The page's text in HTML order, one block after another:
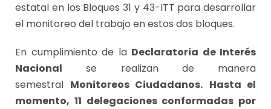
estatal en los Bloques 31 y 43-ITT para desarrollar
el monitoreo del trabajo en estos dos bloques.
En cumplimiento de la Declaratoria de Interés
Nacional se realizan de manera
semestral Monitoreos Ciudadanos. Hasta el
momento, 11 delegaciones conformadas por